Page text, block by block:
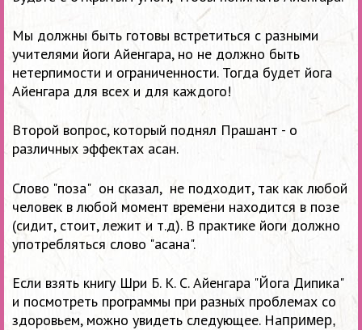
Мы должны быть готовы встретиться с разными
учителями йоги Айенгара, но не должно быть
нетерпимости и ограниченности. Тогда будет йога
Айенгара для всех и для каждого!
Второй вопрос, который поднял Прашант - о
различных эффектах асан.
Слово "поза" он сказал, не подходит, так как любой
человек в любой момент времени находится в позе
(сидит, стоит, лежит и т.д). В практике йоги должно
употребляться слово "асана".
Если взять книгу Шри Б. К. С. Айенгара "Йога Дипика"
и посмотреть программы при разных проблемах со
здоровьем, можно увидеть следующее. Например,